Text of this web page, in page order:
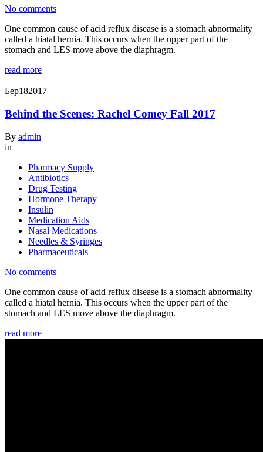
No comments
One common cause of acid reflux disease is a stomach abnormality
called a hiatal hernia. This occurs when the upper part of the
stomach and LES move above the diaphragm.
read more
Бер182017
Behind the Scenes: Rachel Comey Fall 2017
By admin
in
Pharmacy Supply
Antibiotics
Drug Testing
Hormone Therapy
Insulin
Medication Aids
Nasal Medications
Needles & Syringes
Pharmaceuticals
No comments
One common cause of acid reflux disease is a stomach abnormality
called a hiatal hernia. This occurs when the upper part of the
stomach and LES move above the diaphragm.
read more